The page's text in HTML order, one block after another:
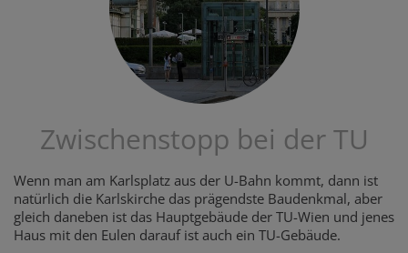
Zwischenstopp bei der TU
Wenn man am Karlsplatz aus der U-Bahn kommt, dann ist
natürlich die Karlskirche das prägendste Baudenkmal, aber
gleich daneben ist das Hauptgebäude der TU-Wien und jenes
Haus mit den Eulen darauf ist auch ein TU-Gebäude.